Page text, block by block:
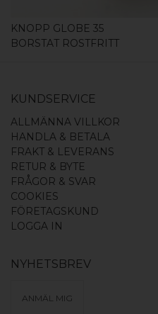
KNOPP GLOBE 35
BORSTAT ROSTFRITT
KUNDSERVICE
ALLMÄNNA VILLKOR
HANDLA & BETALA
FRAKT & LEVERANS
RETUR & BYTE
FRÅGOR & SVAR
COOKIES
FÖRETAGSKUND
LOGGA IN
NYHETSBREV
ANMÄL MIG